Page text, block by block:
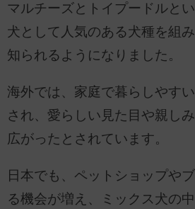
マルチーズとトイプードルと
犬として人気のある犬種を組
知られるようになりました。
海外では、家庭で暮らしやす
され、愛らしい見た目や親し
広がったとされています。
日本でも、ペットショップや
る機会が増え、ミックス犬の